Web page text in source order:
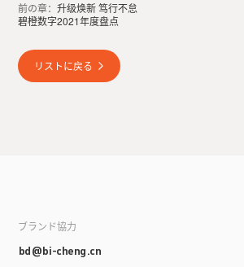
前の章：升级焕新 笃行不怠
碧橙数字2021年度盘点
リストに戻る
ブランド協力
bd@bi-cheng.cn